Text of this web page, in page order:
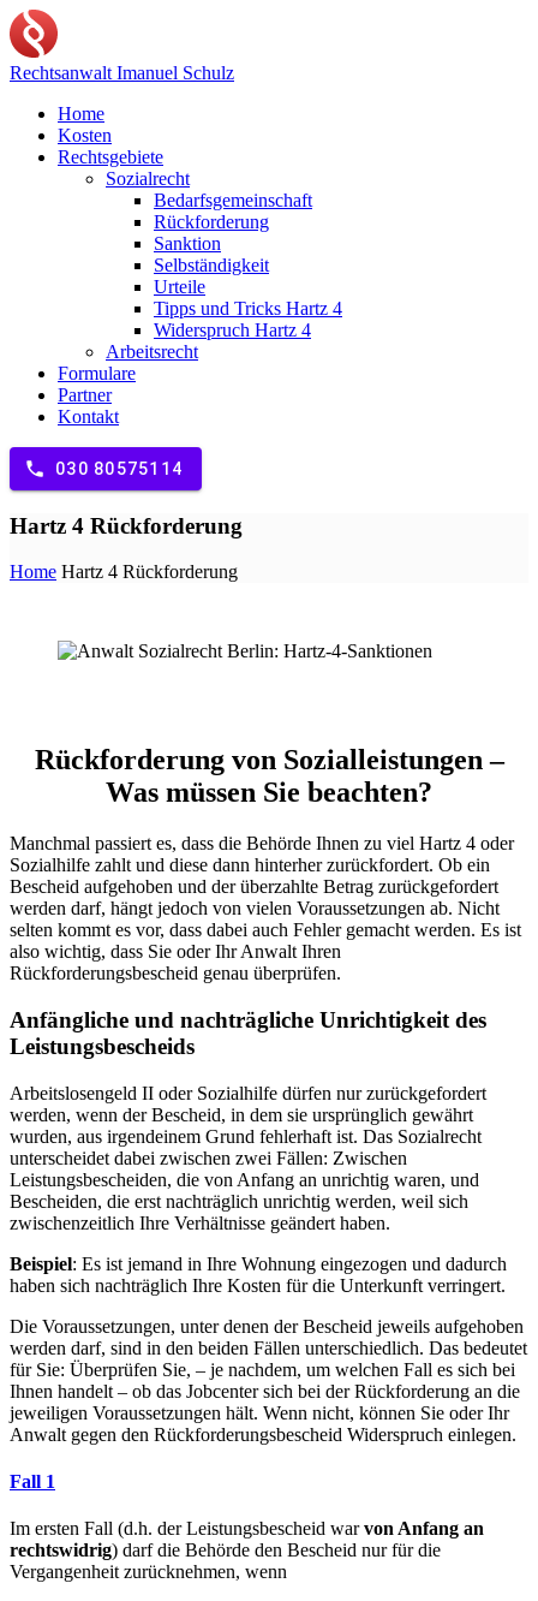
Rechtsanwalt Imanuel Schulz
Home
Kosten
Rechtsgebiete
Sozialrecht
Bedarfsgemeinschaft
Rückforderung
Sanktion
Selbständigkeit
Urteile
Tipps und Tricks Hartz 4
Widerspruch Hartz 4
Arbeitsrecht
Formulare
Partner
Kontakt
phone 030 80575114
Hartz 4 Rückforderung
Home Hartz 4 Rückforderung
Rückforderung von Sozialleistungen –
Was müssen Sie beachten?
Manchmal passiert es, dass die Behörde Ihnen zu viel Hartz 4 oder
Sozialhilfe zahlt und diese dann hinterher zurückfordert. Ob ein
Bescheid aufgehoben und der überzahlte Betrag zurückgefordert
werden darf, hängt jedoch von vielen Voraussetzungen ab. Nicht
selten kommt es vor, dass dabei auch Fehler gemacht werden. Es ist
also wichtig, dass Sie oder Ihr Anwalt Ihren
Rückforderungsbescheid genau überprüfen.
Anfängliche und nachträgliche Unrichtigkeit des
Leistungsbescheids
Arbeitslosengeld II oder Sozialhilfe dürfen nur zurückgefordert
werden, wenn der Bescheid, in dem sie ursprünglich gewährt
wurden, aus irgendeinem Grund fehlerhaft ist. Das Sozialrecht
unterscheidet dabei zwischen zwei Fällen: Zwischen
Leistungsbescheiden, die von Anfang an unrichtig waren, und
Bescheiden, die erst nachträglich unrichtig werden, weil sich
zwischenzeitlich Ihre Verhältnisse geändert haben.
Beispiel: Es ist jemand in Ihre Wohnung eingezogen und dadurch
haben sich nachträglich Ihre Kosten für die Unterkunft verringert.
Die Voraussetzungen, unter denen der Bescheid jeweils aufgehoben
werden darf, sind in den beiden Fällen unterschiedlich. Das bedeutet
für Sie: Überprüfen Sie, – je nachdem, um welchen Fall es sich bei
Ihnen handelt – ob das Jobcenter sich bei der Rückforderung an die
jeweiligen Voraussetzungen hält. Wenn nicht, können Sie oder Ihr
Anwalt gegen den Rückforderungsbescheid Widerspruch einlegen.
Fall 1
Im ersten Fall (d.h. der Leistungsbescheid warvon Anfang an
rechtswidrig) darf die Behörde den Bescheid nur für die
Vergangenheit zurücknehmen, wenn